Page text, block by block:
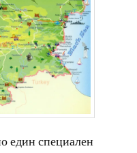
един специален